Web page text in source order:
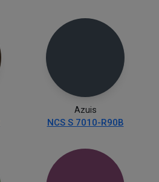
Azuis
NCS S 7010-R90B